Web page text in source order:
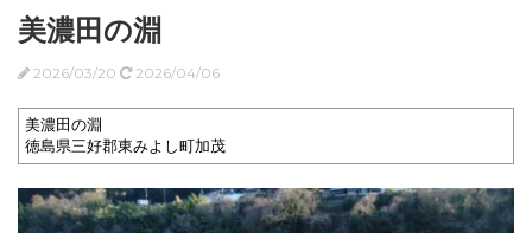
美濃田の淵
2026/03/20 2026/04/06
美濃田の淵
徳島県三好郡東みよし町加茂